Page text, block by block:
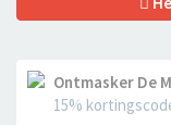
Ontmasker De
15%